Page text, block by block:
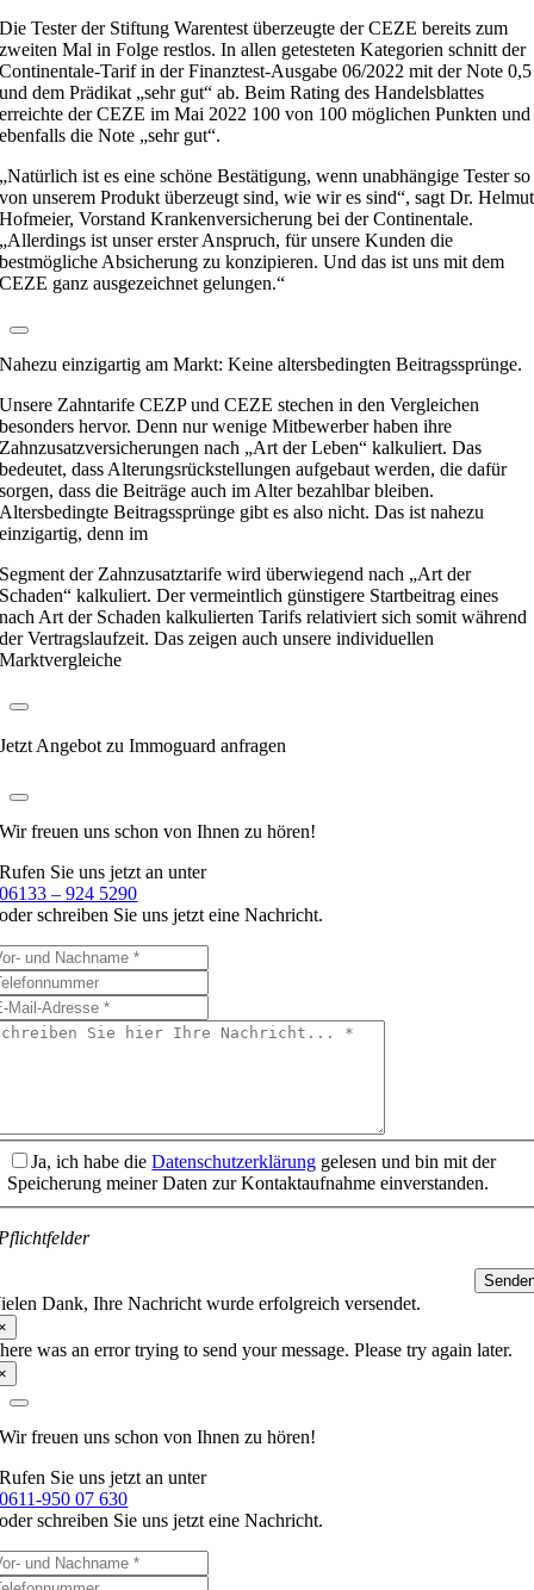
Die Tester der Stiftung Warentest überzeugte der CEZE bereits zum
zweiten Mal in Folge restlos. In allen getesteten Kategorien schnitt der
Continentale-Tarif in der Finanztest-Ausgabe 06/2022 mit der Note 0,5
und dem Prädikat „sehr gut“ ab. Beim Rating des Handelsblattes
erreichte der CEZE im Mai 2022 100 von 100 möglichen Punkten und
ebenfalls die Note „sehr gut“.
„Natürlich ist es eine schöne Bestätigung, wenn unabhängige Tester so
von unserem Produkt überzeugt sind, wie wir es sind“, sagt Dr. Helmut
Hofmeier, Vorstand Krankenversicherung bei der Continentale.
„Allerdings ist unser erster Anspruch, für unsere Kunden die
bestmögliche Absicherung zu konzipieren. Und das ist uns mit dem
CEZE ganz ausgezeichnet gelungen.“
Nahezu einzigartig am Markt: Keine altersbedingten Beitragssprünge.
Unsere Zahntarife CEZP und CEZE stechen in den Vergleichen
besonders hervor. Denn nur wenige Mitbewerber haben ihre
Zahnzusatzversicherungen nach „Art der Leben“ kalkuliert. Das
bedeutet, dass Alterungsrückstellungen aufgebaut werden, die dafür
sorgen, dass die Beiträge auch im Alter bezahlbar bleiben.
Altersbedingte Beitragssprünge gibt es also nicht. Das ist nahezu
einzigartig, denn im
Segment der Zahnzusatztarife wird überwiegend nach „Art der
Schaden“ kalkuliert. Der vermeintlich günstigere Startbeitrag eines
nach Art der Schaden kalkulierten Tarifs relativiert sich somit während
der Vertragslaufzeit. Das zeigen auch unsere individuellen
Marktvergleiche
Jetzt Angebot zu Immoguard anfragen
Wir freuen uns schonvon Ihnen zu hören!
Rufen Sie uns jetzt an unter
06133 – 924 5290
oder schreiben Sie uns jetzt eine Nachricht.
Ja, ich habe dieDatenschutzerklärung gelesen und bin mit der
Speicherung meiner Daten zur Kontaktaufnahme einverstanden.
Dank, Ihre Nachricht wurde erfolgreich versendet.
was an error trying to send your message. Please try again later.
Wir freuen uns schonvon Ihnen zu hören!
Rufen Sie uns jetzt an unter
0611-950 07 630
oder schreiben Sie uns jetzt eine Nachricht.